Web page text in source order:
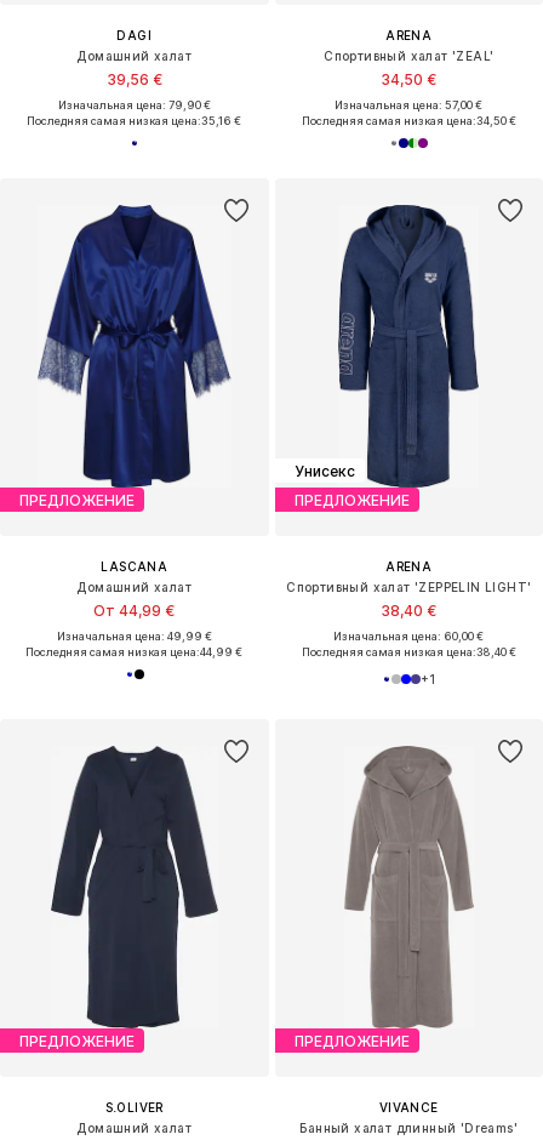
DAGI
Домашний халат
39,56 €
Изначальная цена: 79,90 €
Последняя самая низкая цена:35,16 €
ARENA
Спортивный халат 'ZEAL'
34,50 €
Изначальная цена: 57,00 €
Последняя самая низкая цена:34,50 €
ПРЕДЛОЖЕНИЕ
LASCANA
Домашний халат
От 44,99 €
Изначальная цена: 49,99 €
Последняя самая низкая цена:44,99 €
Унисекс
ПРЕДЛОЖЕНИЕ
ARENA
Спортивный халат 'ZEPPELIN LIGHT'
38,40 €
Изначальная цена: 60,00 €
Последняя самая низкая цена:38,40 €
+1
ПРЕДЛОЖЕНИЕ
S.OLIVER
Домашний халат
ПРЕДЛОЖЕНИЕ
VIVANCE
Банный халат длинный 'Dreams'